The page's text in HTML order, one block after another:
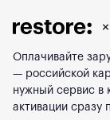
Оплачивайте
— российской
нужный сервис в
активации сразу